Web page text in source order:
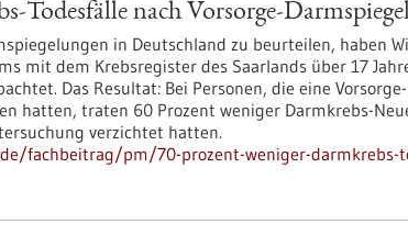
Todesfälle nach Vorsorge-
in Deutschland zu beurteilen, haben
mit dem Krebsregister des Saarlands über 17
Das Resultat: Bei Personen, die eine Vorsorge-
hatten, traten 60 Prozent weniger Darmkrebs-
verzichtet hatten.
fachbeitrag/pm/70-prozent-weniger-darmkrebs-